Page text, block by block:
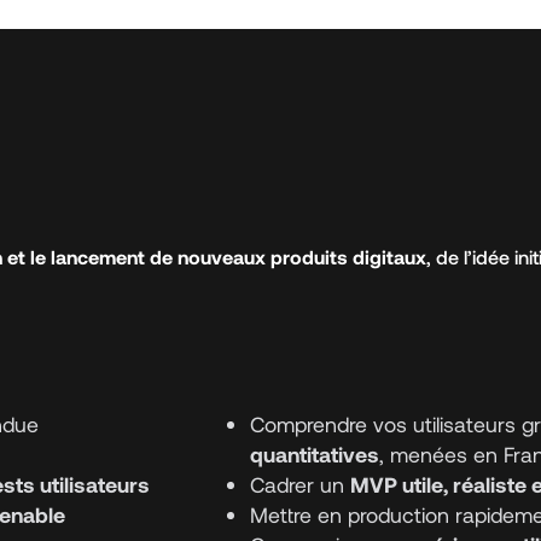
le lancement de nouveaux produits digitaux, de l’idée
Comprendre vos utilisateurs
quantitatives, menées en
utilisateurs
Cadrer un MVP utile, réaliste
Mettre en production